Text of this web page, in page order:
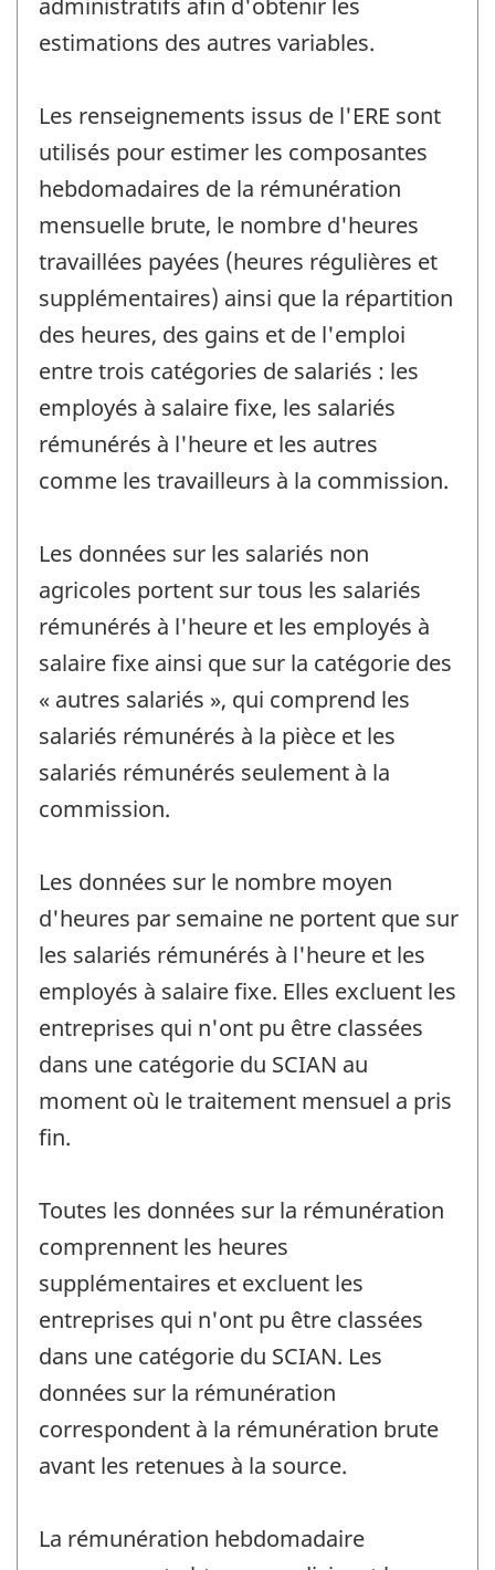
administratifs afin d'obtenir les
estimations des autres variables.
Les renseignements issus de l'ERE sont
utilisés pour estimer les composantes
hebdomadaires de la rémunération
mensuelle brute, le nombre d'heures
travaillées payées (heures régulières et
supplémentaires) ainsi que la répartition
des heures, des gains et de l'emploi
entre trois catégories de salariés : les
employés à salaire fixe, les salariés
rémunérés à l'heure et les autres
comme les travailleurs à la commission.
Les données sur les salariés non
agricoles portent sur tous les salariés
rémunérés à l'heure et les employés à
salaire fixe ainsi que sur la catégorie des
« autres salariés », qui comprend les
salariés rémunérés à la pièce et les
salariés rémunérés seulement à la
commission.
Les données sur le nombre moyen
d'heures par semaine ne portent que sur
les salariés rémunérés à l'heure et les
employés à salaire fixe. Elles excluent les
entreprises qui n'ont pu être classées
dans une catégorie du SCIAN au
moment où le traitement mensuel a pris
fin.
Toutes les données sur la rémunération
comprennent les heures
supplémentaires et excluent les
entreprises qui n'ont pu être classées
dans une catégorie du SCIAN. Les
données sur la rémunération
correspondent à la rémunération brute
avant les retenues à la source.
La rémunération hebdomadaire